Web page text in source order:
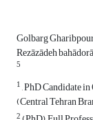
Golbarg
Rezāzādeh
5
1, PhD Candidate
(Central Tehran
2